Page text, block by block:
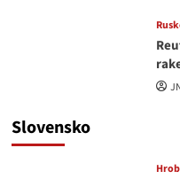
Slovensko